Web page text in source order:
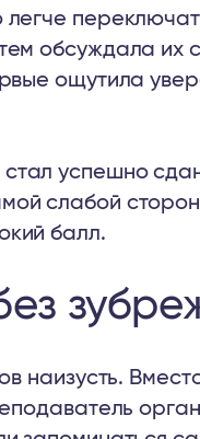
обсуждала их
ощутила
успешно
слабой
балл.
наизусть.